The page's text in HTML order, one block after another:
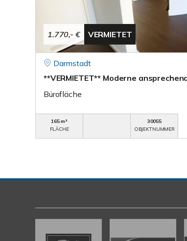
1.770,- € VERMIETET
Darmstadt
**VERMIETET** Moderne
Bürofläche
165 m²
FLÄCHE
30055
OBJEKTNUMMER